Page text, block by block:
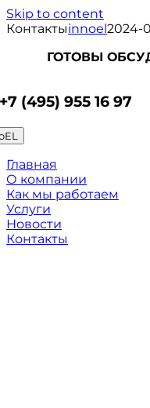
Skip to content
Главная
О компании
Как мы работаем
Услуги
Новости
Контакты
Контактыinnoel2024-
ГОТОВЫ
+7 (495) 955 16 97